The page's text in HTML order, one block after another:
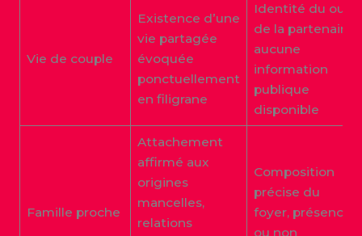
Vie de couple
Existence d’une
vie partagée
évoquée
ponctuellement
en filigrane
Identité du ou
de la partenaire,
aucune
information
publique
disponible
Famille proche
Attachement
affirmé aux
origines
mancelles,
relations
Composition
précise du
foyer, présence
ou non